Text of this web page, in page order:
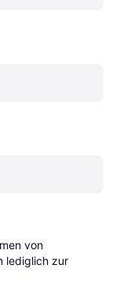
von
lediglich zur